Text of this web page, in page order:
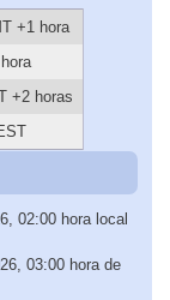
+1 hora
+2 horas
02:00 hora local
03:00 hora de